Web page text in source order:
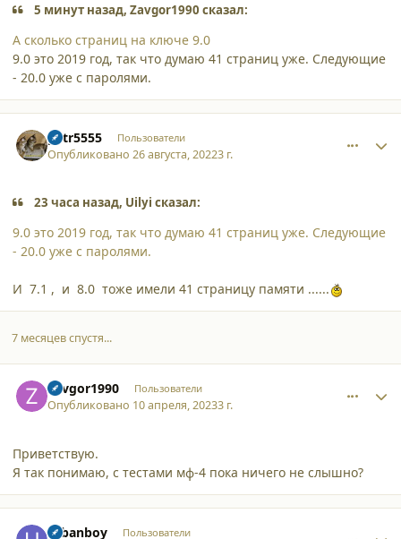
5 минут назад, Zavgor1990 сказал:
А сколько страниц на ключе 9.0
9.0 это 2019 год, так что думаю 41 страниц уже. Следующие
- 20.0 уже с паролями.
petr5555 Пользователи
Опубликовано26 августа, 20223 г.
23 часа назад, Uilyi сказал:
9.0 это 2019 год, так что думаю 41 страниц уже. Следующие
- 20.0 уже с паролями.
И 7.1 , и 8.0 тоже имели 41 страницу памяти ......
7 месяцев спустя...
Zavgor1990 Пользователи
Опубликовано 10 апреля, 20233 г.
Приветствую.
Я так понимаю, с тестами мф-4 пока ничего не слышно?
urbanboy Пользователи